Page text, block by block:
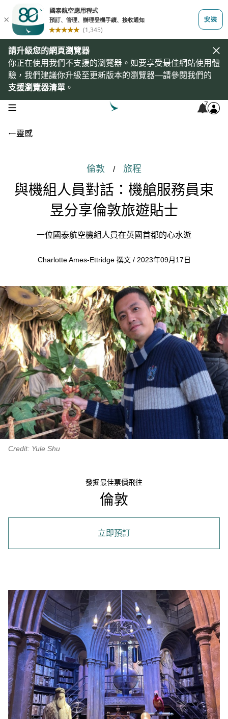
請升級您的網頁瀏覽器
你正在使用我們不支援的瀏覽器。如要享受最佳網站使用體
驗，我們建議你升級至更新版本的瀏覽器—請參閱我們的
支援瀏覽器清單 。
open navigation menu 7
靈感
倫敦 / 旅程
與機組人員對話：機艙服務員束
昱分享倫敦旅遊貼士
一位國泰航空機組人員在英國首都的心水遊
Charlotte Ames-Ettridge 撰文 / 2023年09月17日
Credit: Yule Shu
發掘最佳票價飛往
倫敦
立即預訂